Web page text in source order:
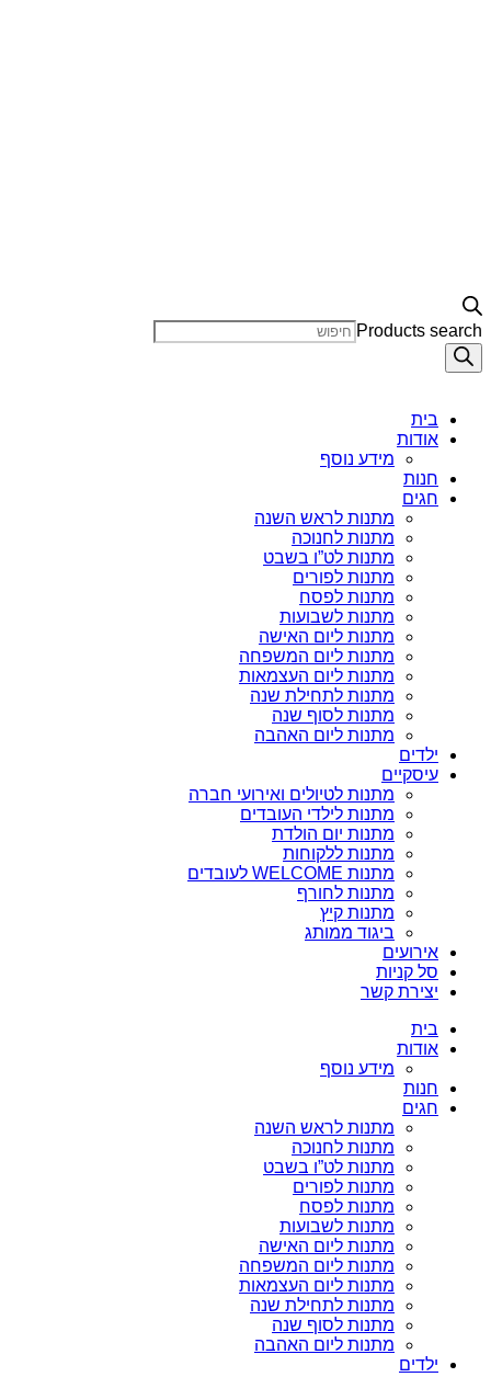
Products search
בית
אודות
מידע נוסף
חנות
חגים
מתנות לראש השנה
מתנות לחנוכה
מתנות לט”ו בשבט
מתנות לפורים
מתנות לפסח
מתנות לשבועות
מתנות ליום האישה
מתנות ליום המשפחה
מתנות ליום העצמאות
מתנות לתחילת שנה
מתנות לסוף שנה
מתנות ליום האהבה
ילדים
עיסקיים
מתנות לטיולים ואירועי חברה
מתנות לילדי העובדים
מתנות יום הולדת
מתנות ללקוחות
מתנות WELCOME לעובדים
מתנות לחורף
מתנות קיץ
ביגוד ממותג
אירועים
סל קניות
יצירת קשר
בית
אודות
מידע נוסף
חנות
חגים
מתנות לראש השנה
מתנות לחנוכה
מתנות לט”ו בשבט
מתנות לפורים
מתנות לפסח
מתנות לשבועות
מתנות ליום האישה
מתנות ליום המשפחה
מתנות ליום העצמאות
מתנות לתחילת שנה
מתנות לסוף שנה
מתנות ליום האהבה
ילדים